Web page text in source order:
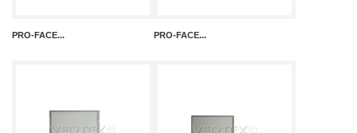
PRO-FACE... PRO-FACE...